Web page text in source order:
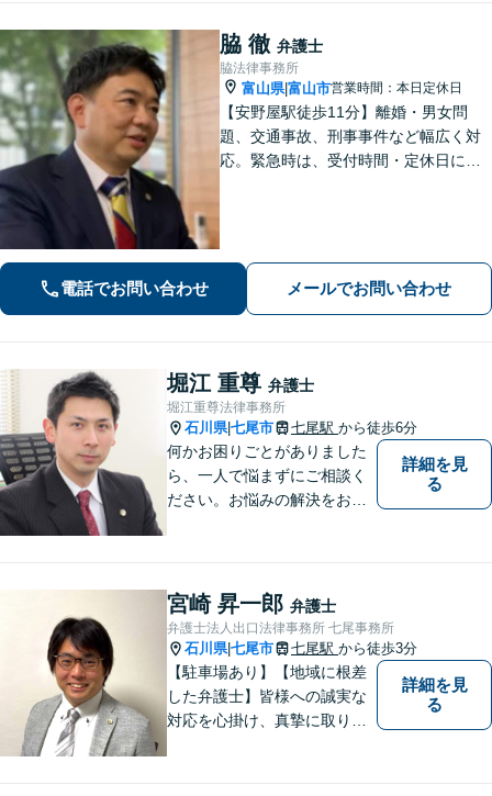
脇 徹 弁護士
脇法律事務所
富山県|富山市営業時間：本日定休日
【安野屋駅徒歩11分】離婚・男女問
題、交通事故、刑事事件など幅広く対
応。緊急時は、受付時間・定休日に関
電話でお問い合わせ メールでお問い合わせ
堀江 重尊 弁護士
堀江重尊法律事務所
石川県|七尾市 七尾駅 から徒歩6分
何かお困りごとがありました
ら、一人で悩まずにご相談く
ださい。お悩みの解決をお手
詳細を見
る
宮崎 昇一郎 弁護士
弁護士法人出口法律事務所 七尾事務所
石川県|七尾市 七尾駅 から徒歩3分
【駐車場あり】【地域に根差
した弁護士】皆様への誠実な
対応を心掛け、真摯に取り組
詳細を見
る